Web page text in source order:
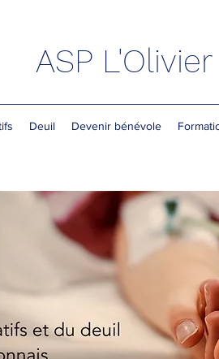
ASP L'Olivier
Deuil Devenir bénévole